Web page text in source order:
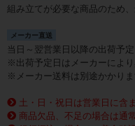
組み立てが必要な商品のため
メーカー直送
当日～翌営業日以降の出荷予定
※出荷予定日はメーカーにより
※メーカー送料は別途かかりま
土・日・祝日は営業日に含
商品欠品、不足の場合は通